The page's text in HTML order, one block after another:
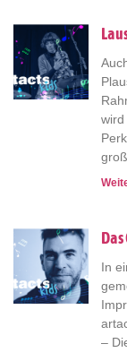
wird
In
–